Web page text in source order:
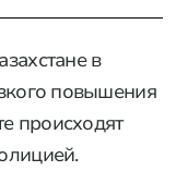
в
повышения
происходят